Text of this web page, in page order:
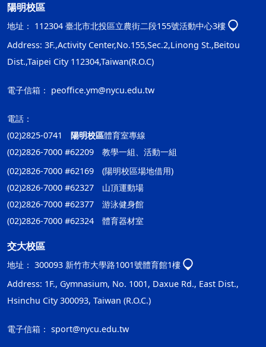
陽明校區
地址： 112304 臺北市北投區立農街二段155號活動中心3樓
Address: 3F.,Activity Center,No.155,Sec.2,Linong St.,Beitou
Dist.,Taipei City 112304,Taiwan(R.O.C)
電子信箱： peoffice.ym@nycu.edu.tw
電話：
(02)2825-0741 陽明校區體育室專線
(02)2826-7000 #62209 教學一組、活動一組
(02)2826-7000 #62169 (陽明校區場地借用)
(02)2826-7000 #62327 山頂運動場
(02)2826-7000 #62377 游泳健身館
(02)2826-7000 #62324 體育器材室
交大校區
地址： 300093 新竹市大學路1001號體育館1樓
Address: 1F., Gymnasium, No. 1001, Daxue Rd., East Dist.,
Hsinchu City 300093, Taiwan (R.O.C.)
電子信箱： sport@nycu.edu.tw